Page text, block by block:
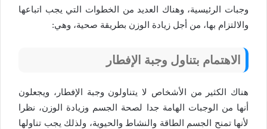
وجبات الرئيسية، وهناك العديد من الخطوات التي يجب اتباعها
والالتزام بها، من أجل زيادة الوزن بطريقة صحية، وهي:
الاهتمام بتناول وجبة الإفطار
هناك الكثير من الأشخاص لا يتناولون وجبة الإفطار، ويجعلون
أنها من الوجبات الهامة جدا لصحة الجسم وزيادة الوزن، نظرا
لأنها تمنح الجسم الطاقة والنشاط والحيوية، ولذلك يجب تناولها